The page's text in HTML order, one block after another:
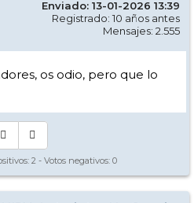
Enviado: 13-01-2026 13:39
Registrado: 10 años antes
Mensajes: 2.555
os odio, pero que lo
2 - Votos negativos: 0